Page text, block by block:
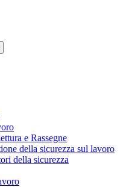
e Rassegne
della sicurezza sul lavoro
della sicurezza